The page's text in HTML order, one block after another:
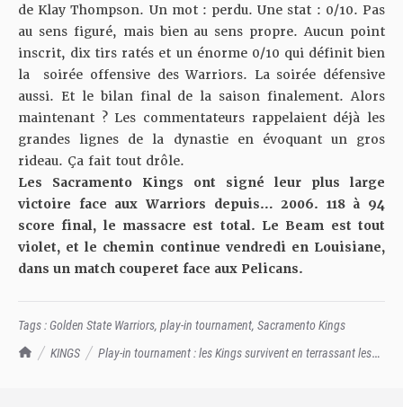
TrashTalk Actu NBA
KINGS
Play-in tournament : les Kings survivent en terrassant les
de Klay Thompson. Un mot : perdu. Une stat : 0/10. Pas
au sens figuré, mais bien au sens propre. Aucun point
inscrit, dix tirs ratés et un énorme 0/10 qui définit bien
la soirée offensive des Warriors. La soirée défensive
aussi. Et le bilan final de la saison finalement. Alors
maintenant ? Les commentateurs rappelaient déjà les
grandes lignes de la dynastie en évoquant un gros
rideau. Ça fait tout drôle.
Les Sacramento Kings ont signé leur plus large
victoire face aux Warriors depuis… 2006. 118 à 94
score final, le massacre est total. Le Beam est tout
violet, et le chemin continue vendredi en Louisiane,
dans un match couperet face aux Pelicans.
Tags :Golden State Warriors, play-in tournament, Sacramento Kings